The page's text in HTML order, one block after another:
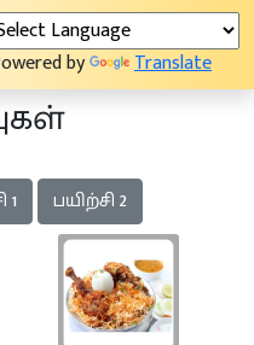
by Translate
1 பயிற்சி 2